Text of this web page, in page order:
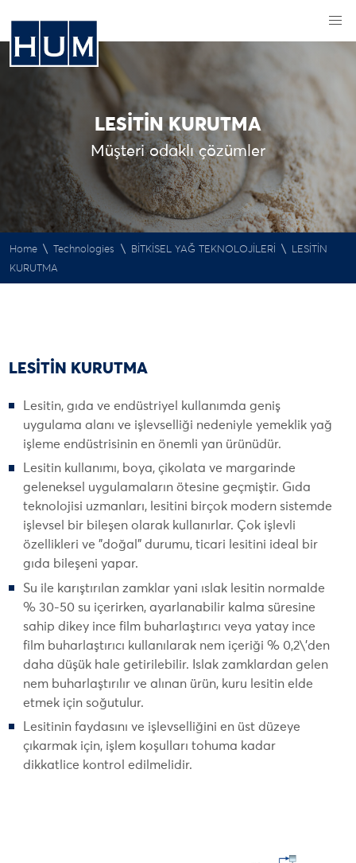
LESİTİN KURUTMA
Müşteri odaklı çözümler
Home \ Technologies \ BİTKİSEL YAĞ TEKNOLOJİLERİ \
LESİTİN
KURUTMA
LESİTİN KURUTMA
Lesitin, gıda ve endüstriyel kullanımda geniş
uygulama alanı ve işlevselliği nedeniyle yemeklik yağ
işleme endüstrisinin en önemli yan ürünüdür.
Lesitin kullanımı, boya, çikolata ve margarinde
geleneksel uygulamaların ötesine geçmiştir. Gıda
teknolojisi uzmanları, lesitini birçok modern sistemde
işlevsel bir bileşen olarak kullanırlar. Çok işlevli
özellikleri ve "doğal" durumu, ticari lesitini ideal bir
gıda bileşeni yapar.
Su ile karıştırılan zamklar yani ıslak lesitin normalde
% 30-50 su içerirken, ayarlanabilir kalma süresine
sahip dikey ince film buharlaştırıcı veya yatay ince
film buharlaştırıcı kullanılarak nem içeriği % 0,2\'den
daha düşük hale getirilebilir. Islak zamklardan gelen
nem buharlaştırılır ve alınan ürün, kuru lesitin elde
etmek için soğutulur.
Lesitinin faydasını ve işlevselliğini en üst düzeye
çıkarmak için, işlem koşulları tohuma kadar
dikkatlice kontrol edilmelidir.